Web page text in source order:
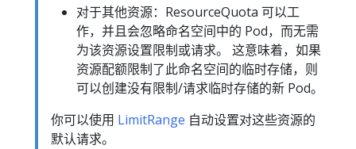
对于其他资源：ResourceQuota 可以工
作，并且会忽略命名空间中的 Pod，而无需
为该资源设置限制或请求。 这意味着，如果
资源配额限制了此命名空间的临时存储，则
可以创建没有限制/请求临时存储的新 Pod。
你可以使用 LimitRange 自动设置对这些资源的
默认请求。